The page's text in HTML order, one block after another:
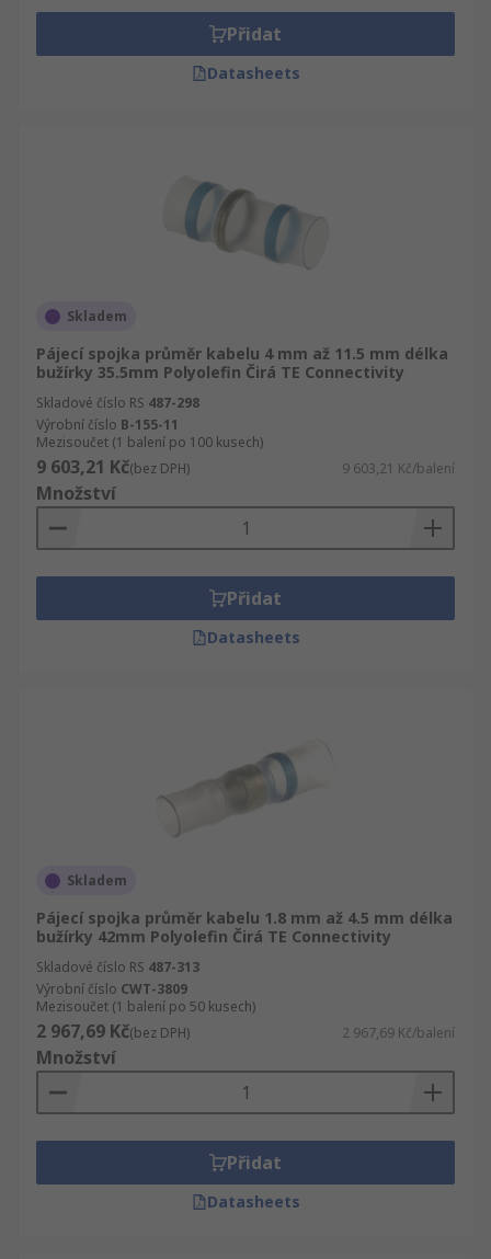
Přidat
Datasheets
Skladem
Pájecí spojka průměr kabelu 4 mm až 11.5 mm délka
bužírky 35.5mm Polyolefin Čirá TE Connectivity
Skladové číslo RS 487-298
Výrobní číslo B-155-11
Mezisoučet (1 balení po 100 kusech)
9 603,21 Kč(bez DPH) 9 603,21 Kč/balení
Množství
Přidat
Datasheets
Skladem
Pájecí spojka průměr kabelu 1.8 mm až 4.5 mm délka
bužírky 42mm Polyolefin Čirá TE Connectivity
Skladové číslo RS 487-313
Výrobní číslo CWT-3809
Mezisoučet (1 balení po 50 kusech)
2 967,69 Kč(bez DPH) 2 967,69 Kč/balení
Množství
Přidat
Datasheets